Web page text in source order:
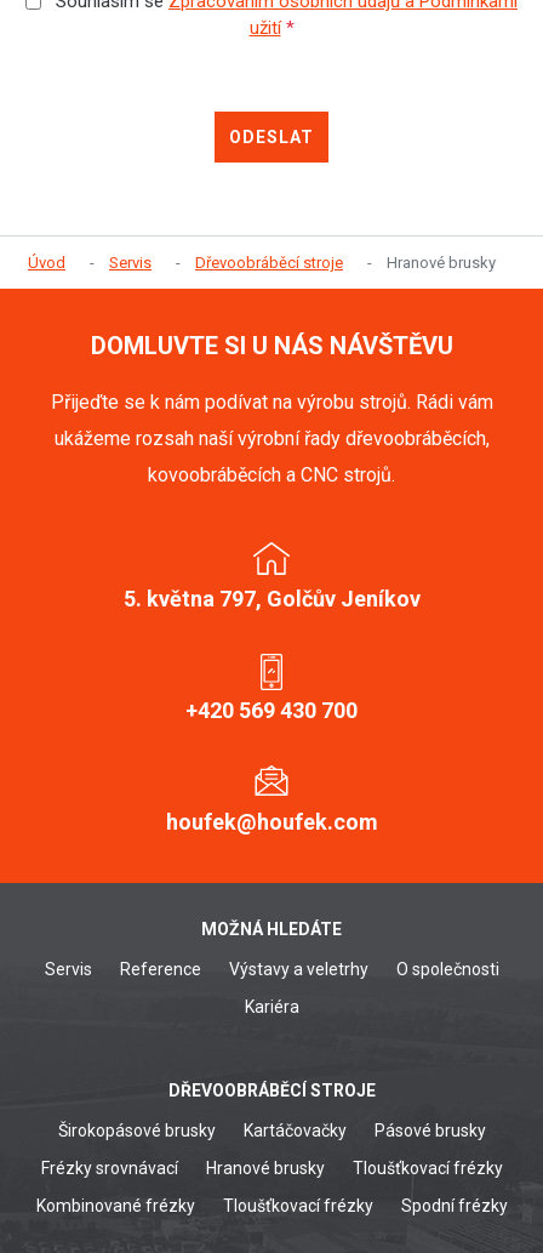
užití *
ODESLAT
Úvod Servis Dřevoobráběcí stroje Hranové brusky
DOMLUVTE SI U NÁS NÁVŠTĚVU
Přijeďte se k nám podívat na výrobu strojů. Rádi vám
ukážeme rozsah naší výrobní řady dřevoobráběcích,
kovoobráběcích a CNC strojů.
5. května 797, Golčův Jeníkov
+420 569 430 700
houfek@houfek.com
MOŽNÁ HLEDÁTE
Servis Reference Výstavy a veletrhy
O společnosti
Kariéra
DŘEVOOBRÁBĚCÍ STROJE
Širokopásové brusky Kartáčovačky
Pásové brusky
Frézky srovnávací
Hranové brusky
Tloušťkovací frézky
Kombinované frézky
Tloušťkovací frézky Spodní frézky